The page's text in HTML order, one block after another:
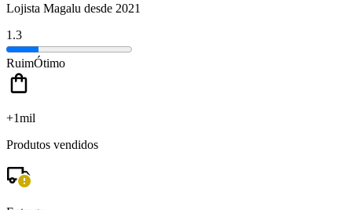
Lojista Magalu desde 2021
1.3
RuimÓtimo
+1mil
Produtos vendidos